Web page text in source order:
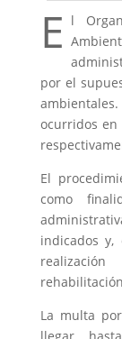
E l
por el
ocurridos en
El
como
indicados
La multa